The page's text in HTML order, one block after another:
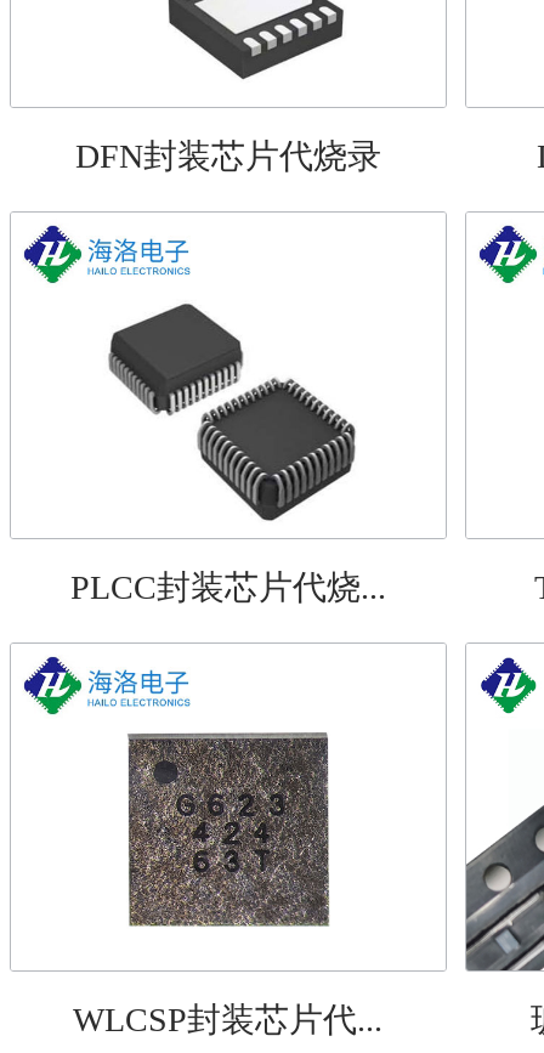
DFN封装芯片代烧录
PLCC封装芯片代烧...
WLCSP封装芯片代...